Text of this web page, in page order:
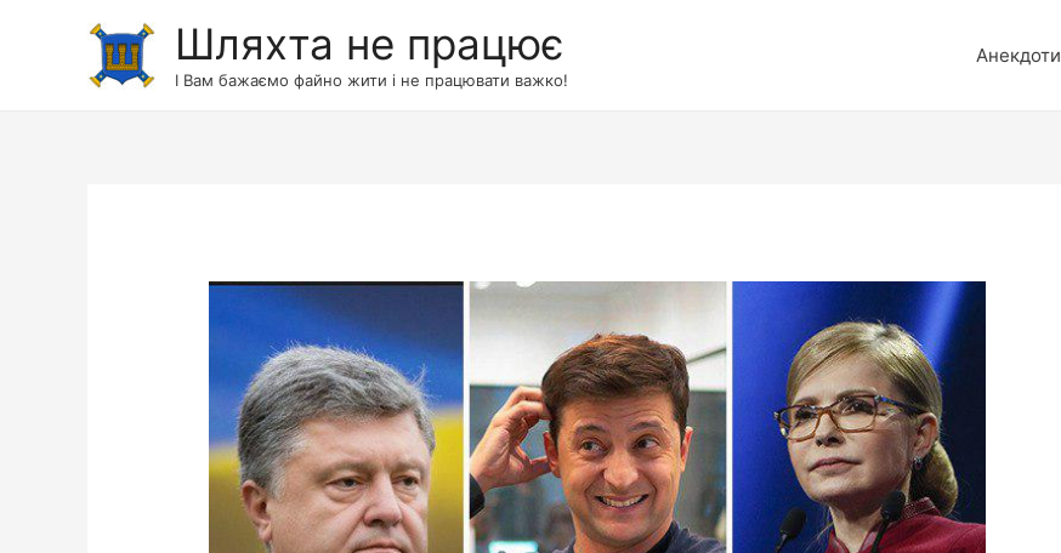
Шляхта не працює
І Вам бажаємо файно жити і не працювати важко!
Анекдоти